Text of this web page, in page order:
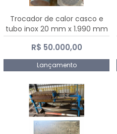
Trocador de calor casco e
tubo inox 20 mm x 1.990 mm
R$ 50.000,00
Lançamento